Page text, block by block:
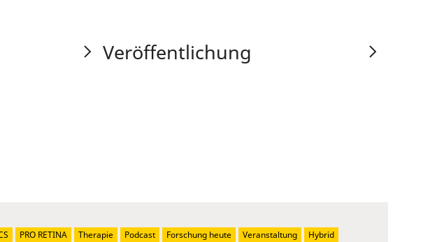
Veröffentlichung
PRO RETINA Therapie Podcast Forschung heute Veranstaltung Hybrid